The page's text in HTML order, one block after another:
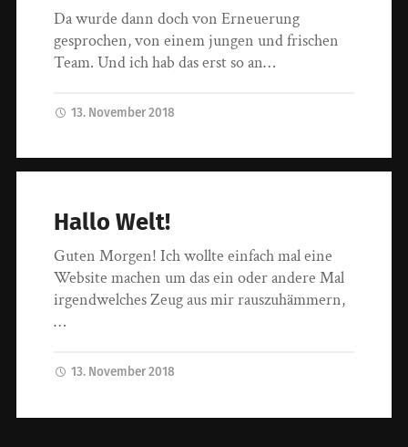
Da wurde dann doch von Erneuerung
gesprochen, von einem jungen und frischen
Team. Und ich hab das erst so an…
13. November 2018
Hallo Welt!
Guten Morgen! Ich wollte einfach mal eine
Website machen um das ein oder andere Mal
irgendwelches Zeug aus mir rauszuhämmern,
…
13. November 2018